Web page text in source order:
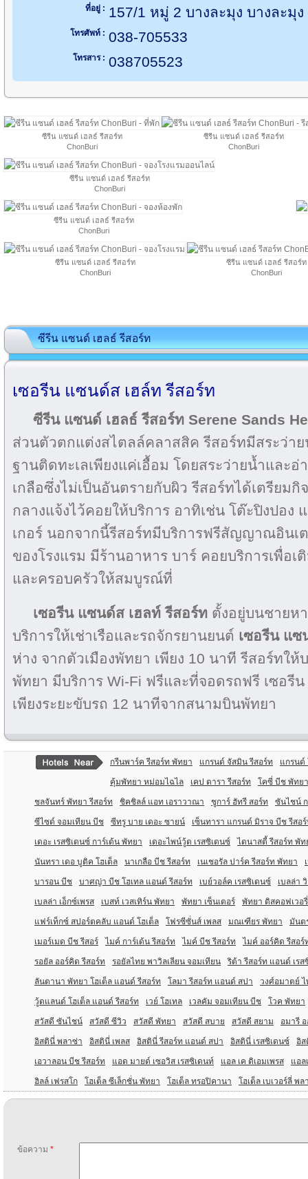
ที่อยู่ : 157/1 หมู่ 2 บางละมุง บางละมุ
โทรศัพท์ : 038-705533
โทรสาร : 038705523
ซีรีน แซนด์ เฮลธ์ รีสอร์ท
ChonBuri
ซีรีน แซนด์ เฮลธ์ รีสอร์ท
ChonBuri
ซีรีน แซนด์ เฮลธ์ รีสอร์ท
ChonBuri
ซีรีน แซนด์ เฮลธ์ รีสอร์ท
ChonBuri
ซีรีน แซนด์ เฮลธ์ รีสอร์ท
ChonBuri
ซีรีน แซนด์ เฮลธ์ รีสอร์ท
ChonBuri
ซีรีน แซนด์ เฮลธ์ รีสอร์ท
เซอรีน แซนด์ส เฮล์ท รีสอร์ท
ซีรีน แซนด์ เฮลธ์ รีสอร์ท Serene Sands
ส่วนตัวตกแต่งสไตลล์คลาสสิค รีสอร์ทมีสระว่า
ฐานติดทะเลเพียงแค่เอื้อม โดยสระว่ายน้ำและอ่
เกลือซึ่งไม่เป็นอันตรายกับผิว รีสอร์ทได้เตรียม
กลางแจ้งไว้คอยให้บริการ อาทิเช่น โต๊ะปิงปอง
เกอร์ นอกจากนี้รีสอร์ทมีบริการฟรีสัญญาณอินเ
ของโรงแรม มีร้านอาหาร บาร์ คอยบริการเพื่อ
และครอบครัวให้สมบูรณ์ที่
เซอรีน แซนด์ส เฮลท์ รีสอร์ท ตั้งอยู่บนชายห
บริการให้เช่าเรือและรถจักรยานยนต์ เซอรีน แ
ห่าง จากตัวเมืองพัทยา เพียง 10 นาที รีสอร์ทใ
พัทยา มีบริการ Wi-Fi ฟรีและที่จอดรถฟรี เซอรี
เพียงระยะขับรถ 12 นาทีจากสนามบินพัทยา
กรีนพาร์ค รีสอร์ท พัทยา แกรนด์ จัสมิน รีสอร์ท แกรนด์
คุ้มพัทยา หม่อมไฉไล เคป ดารา รีสอร์ท โคซี่ บีช พัทยา
ชลจันทร์ พัทยา รีสอร์ท ชิคชิลล์ แอท เอราวาณา ชูการ์ ฮัทรี สอร์ท ซันไชน์
ซีไซด์ จอมเทียน บีช ซีทรู บาย เดอะ ซายน์ เซ็นทารา แกรนด์ มิราจ บีช รีสอ
เดอะ เรสซิเดนซ์ การ์เด้น พัทยา เดอะไพน์วู้ด เรสซิเดนซ์ ไดนาสตี้ รีสอร์ท พัท
นันทรา เดอ บูติค โฮเต็ล นาเกลือ บีช รีสอร์ท เนเชอรัล ปาร์ค รีสอร์ท พัทยา
บารอน บีช บาศญ่า บีช โฮเทล แอนด์ รีสอร์ท เบย์วอล์ค เรสซิเดนซ์ เบลล่า
เบลล่า เอ็กซ์เพรส เบสท์ เวสเทิร์น พัทยา พัทยา เซ็นเตอร์ พัทยา ดิสคอฟเวอ
แฟร์เท็กซ์ สปอร์ตคลับ แอนด์ โฮเต็ล โฟรซีซั่นส์ เพลส มณเฑียร พัทยา มันต
เมอร์เมด บีช รีสอร์ ไมค์ การ์เด้น รีสอร์ท ไมค์ บีช รีสอร์ท ไมค์ ออร์คิด รีสอร์
รอยัล ออร์คิด รีสอร์ท รอยัลไทย พาวิลเลียน จอมเทียน ริต้า รีสอร์ท แอนด์ เรส
ลันตานา พัทยา โฮเต็ล แอนด์ รีสอร์ท โลมา รีสอร์ท แอนด์ สปา วงศ์อมาตย์ ไ
วู้ดแลนด์ โฮเต็ล แอนด์ รีสอร์ท เวย์ โฮเทล เวลคัม จอมเทียน บีช โวค พัทยา
สวัสดี ซันไชน์ สวัสดี ซีวิว สวัสดี พัทยา สวัสดี สบาย สวัสดี สยาม อมารี
อิสตินี่ พลาซ่า อิสตินี่ เพลส อิสตินี่ รีสอร์ท แอนด์ สปา อิสตินี่ เรสซิเดนซ์ อิ
เอวาลอน บีช รีสอร์ท แอด มายด์ เซอวิส เรสซิเดนท์ แอล เค ดิเอมเพรส แอล
ฮิลล์ เฟรสโก โฮเต็ล ซีเล็กชั่น พัทยา โฮเต็ล ทรอปิคานา โฮเต็ล เบเวอร์ลี่ พล
ข้อความ *